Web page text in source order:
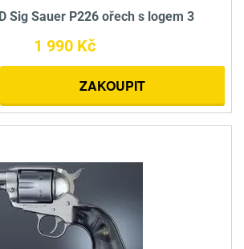
Sig Sauer P226 ořech s logem 3
1 990 Kč
ZAKOUPIT